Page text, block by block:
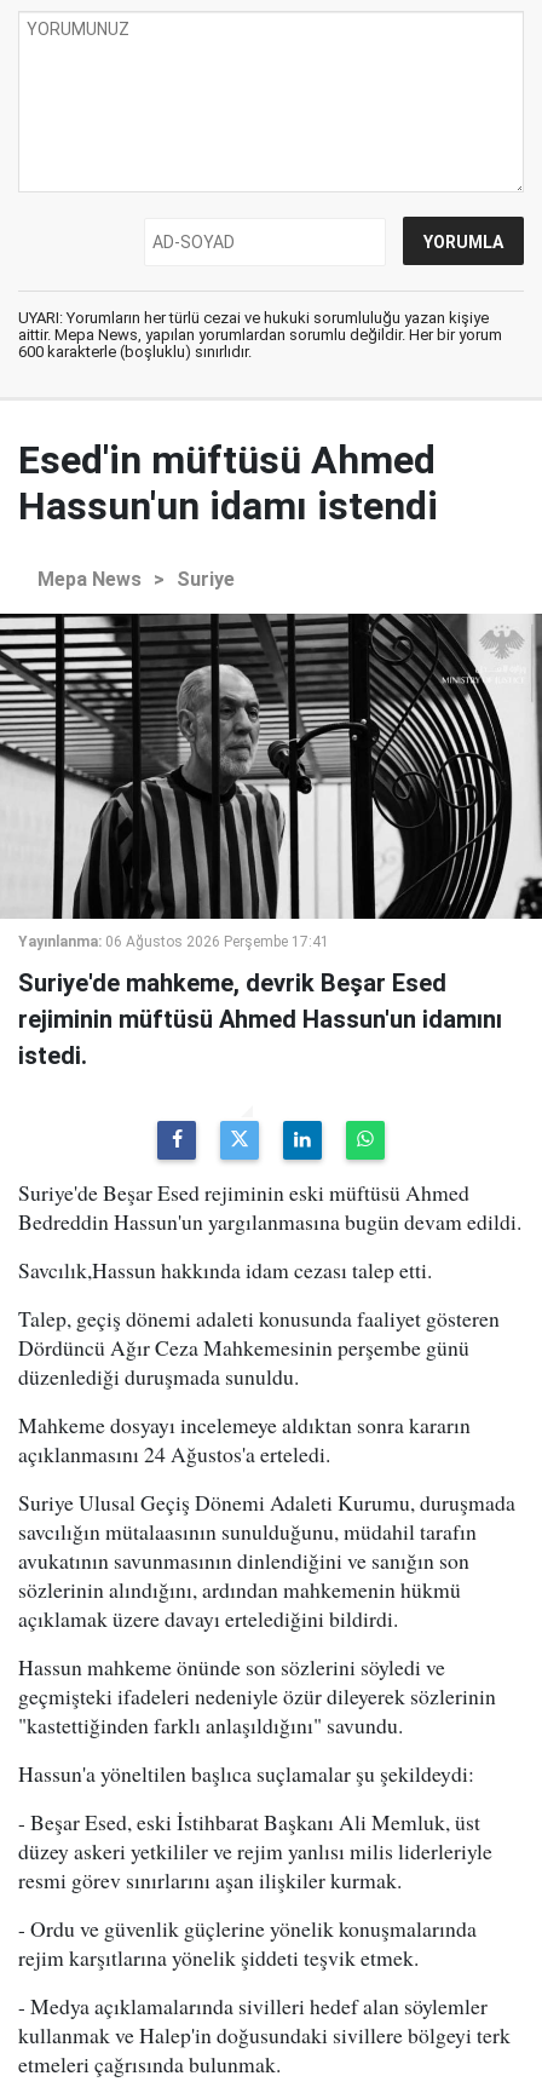
UYARI: Yorumların her türlü cezai ve hukuki sorumluluğu yazan kişiye
aittir. Mepa News, yapılan yorumlardan sorumlu değildir. Her bir yorum
600 karakterle (boşluklu) sınırlıdır.
Esed'in müftüsü Ahmed
Hassun'un idamı istendi
Mepa News > Suriye
Yayınlanma: 06 Ağustos 2026 Perşembe 17:41
Suriye'de mahkeme, devrik Beşar Esed
rejiminin müftüsü Ahmed Hassun'un idamını
istedi.
Suriye'de Beşar Esed rejiminin eski müftüsü Ahmed
Bedreddin Hassun'un yargılanmasına bugün devam edildi.
Savcılık,Hassun hakkında idam cezası talep etti.
Talep, geçiş dönemi adaleti konusunda faaliyet gösteren
Dördüncü Ağır Ceza Mahkemesinin perşembe günü
düzenlediği duruşmada sunuldu.
Mahkeme dosyayı incelemeye aldıktan sonra kararın
açıklanmasını 24 Ağustos'a erteledi.
Suriye Ulusal Geçiş Dönemi Adaleti Kurumu, duruşmada
savcılığın mütalaasının sunulduğunu, müdahil tarafın
avukatının savunmasının dinlendiğini ve sanığın son
sözlerinin alındığını, ardından mahkemenin hükmü
açıklamak üzere davayı ertelediğini bildirdi.
Hassun mahkeme önünde son sözlerini söyledi ve
geçmişteki ifadeleri nedeniyle özür dileyerek sözlerinin
"kastettiğinden farklı anlaşıldığını" savundu.
Hassun'a yöneltilen başlıca suçlamalar şu şekildeydi:
- Beşar Esed, eski İstihbarat Başkanı Ali Memluk, üst
düzey askeri yetkililer ve rejim yanlısı milis liderleriyle
resmi görev sınırlarını aşan ilişkiler kurmak.
- Ordu ve güvenlik güçlerine yönelik konuşmalarında
rejim karşıtlarına yönelik şiddeti teşvik etmek.
- Medya açıklamalarında sivilleri hedef alan söylemler
kullanmak ve Halep'in doğusundaki sivillere bölgeyi terk
etmeleri çağrısında bulunmak.